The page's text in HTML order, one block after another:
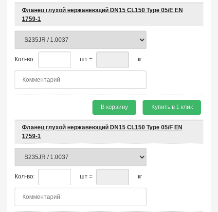
Фланец глухой нержавеющий DN15 CL150 Type 05/E EN
1759-1
Кол-во: шт = кг
В корзину Купить в 1 клик
Фланец глухой нержавеющий DN15 CL150 Type 05/F EN
1759-1
Кол-во: шт = кг